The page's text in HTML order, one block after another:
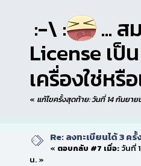
:-\ : ...
License เป็
เครื่องใช่ห
« แก้ไขครั้งสุดท้าย: วันที่ 14 กันยาย
Re: ลงทะเบียนได้ 3 ค
« ตอบกลับ #7 เมื่อ:วันที่
น. »